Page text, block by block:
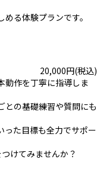
る体験プランです。
20,000円(税込)
動作を丁寧に指導しま
との基礎練習や質問にも
った目標も全力でサポー
けてみませんか？